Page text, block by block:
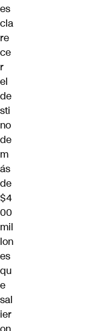
es
cla
re
ce
r
el
de
sti
no
de
m
ás
de
$4
00
mil
lon
es
qu
e
sal
ier